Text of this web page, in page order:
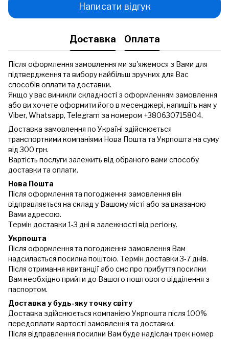
Написати відгук
Доставка Оплата
Після оформлення замовлення ми зв'яжемося з Вами для
підтвердження та вибору найбільш зручних для Вас
способів оплати та доставки.
Якщо у вас виникли складності з оформленням замовлення
або ви хочете оформити його в месенджері, напишіть нам у
Viber, Whatsapp, Telegram за номером +380630715804.
Доставка замовлення по Україні здійснюється
транспортними компаніями Нова Пошта та Укрпошта на суму
від 300 грн.
Вартість послуги залежить від обраного вами способу
доставки та оплати.
Нова Пошта
Після оформлення та погодження замовлення він
відправляється на склад у Вашому місті або за вказаною
Вами адресою.
Термін доставки 1-3 дні в залежності від регіону.
Укрпошта
Після оформлення та погодження замовлення Вам
надсилається посилка поштою. Термін доставки 3-7 днів.
Після отримання квитанції або смс про прибуття посилки
Вам необхідно прийти до Вашого поштового відділення з
паспортом.
Доставка у будь-яку точку світу
Доставка здійснюється компанією Укрпошта після 100%
передоплати вартості замовлення та доставки.
Після відправлення посилки Вам буде надіслан трек номер